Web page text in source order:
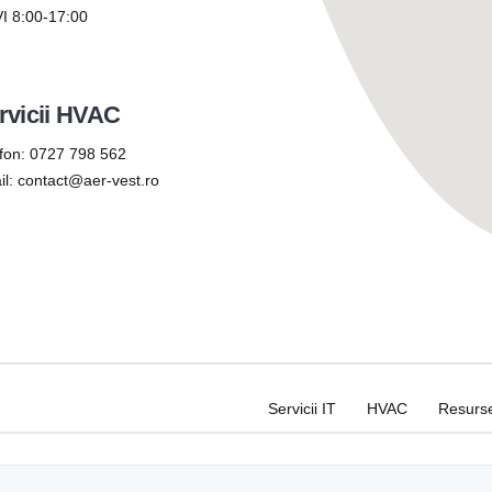
8:00-17:00
HVAC
0727 798 562
contact@aer-vest.ro
Servicii IT HVAC